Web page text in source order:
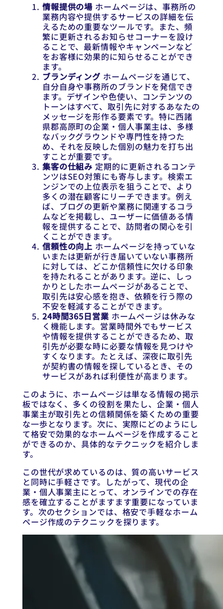
情報提供の場 ホームページは、事務所の
業務内容や提供するサービスの詳細を伝
えるための重要なツールです。また、頻
繁に更新されるお知らせコーナーを設け
ることで、最新情報やキャンペーンなど
をお客様に効果的に知らせることができ
ます。
ブランディング ホームページを通じて、
自分自身や事務所のブランドを発信でき
ます。デザインや色使い、コンテンツの
トーンはすべて、取引先に対するあなたの
メッセージを形作る要素です。特に西諸
県郡高原町の企業・個人事業主は、多様
なバックグラウンドや専門性を持つた
め、それを反映した個別の魅力を打ち出
すことが重要です。
集客の仕組み 定期的に更新されるコンテ
ンツはSEO対策にも寄与します。検索エ
ンジンでの上位表示を狙うことで、より
多くの潜在顧客にリーチできます。例え
ば、ブログの更新や業務に関連するコラ
ムなどを掲載し、ユーザーに価値ある情
報を提供することで、訪問者の関心を引
くことができます。
信頼性の向上 ホームページを持っていな
いまたは更新が行き届いていない事務所
に対しては、どこか信頼性に欠ける印象
を持たれることがあります。逆に、しっ
かりとしたホームページがあることで、
取引先は安心感を抱き、依頼を行う際の
不安を軽減することができます。
24時間365日営業ホームページは休みな
く機能します。営業時間外でもサービス
や情報を提供することができるため、取
引先が必要な時に必要な情報を見つけや
すくなります。たとえば、深夜に取引先
が契約書の情報を探しているとき、その
サービスがあれば利便性が高まります。
このように、ホームページは単なる情報の掲示
板ではなく、多くの役割を果たし、企業・個人
事業主が取引先との信頼関係を築くための重要
な一歩となります。次に、実際にどのようにし
て格安で効果的なホームページを作成すること
ができるのか、具体的なテクニックを紹介しま
す。
この世代が求めているのは、質の高いサービス
と同時に手軽さです。したがって、現代の企
業・個人事業主にとって、オンラインでの存在
感を確立することがますます重要になっていま
す。次のセクションでは、格安で手軽なホーム
ページ作成のテクニックを探ります。